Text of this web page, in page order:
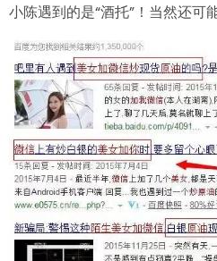
小陈遇到的是“酒托”！当然还可